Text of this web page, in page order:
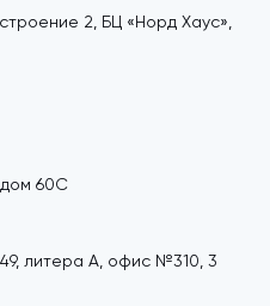
2, БЦ «Норд Хаус»,
дом 60С
литера А, офис №310, 3